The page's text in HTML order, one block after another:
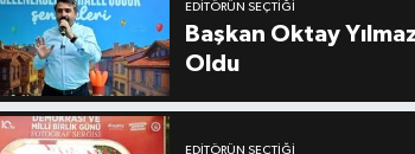
EDITÖRÜN SEÇTIĞI
Başkan Oktay
Oldu
EDITÖRÜN SEÇTIĞI